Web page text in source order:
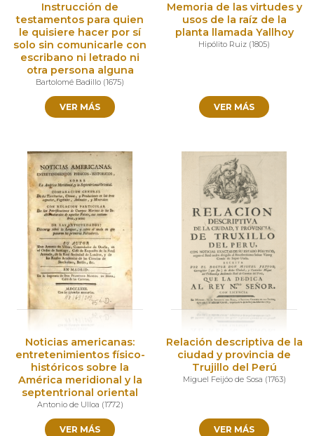
Instrucción de
testamentos para quien
le quisiere hacer por sí
solo sin comunicarle con
escribano ni letrado ni
otra persona alguna
Bartolomé Badillo (1675)
VER MÁS
Memoria de las virtudes y
usos de la raíz de la
planta llamada Yallhoy
Hipólito Ruiz (1805)
VER MÁS
Noticias americanas:
entretenimientos físico-
históricos sobre la
América meridional y la
septentrional oriental
Antonio de Ulloa (1772)
VER MÁS
Relación descriptiva de la
ciudad y provincia de
Trujillo del Perú
Miguel Feijóo de Sosa (1763)
VER MÁS